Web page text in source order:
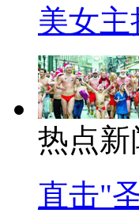
美女
热点新
直击"